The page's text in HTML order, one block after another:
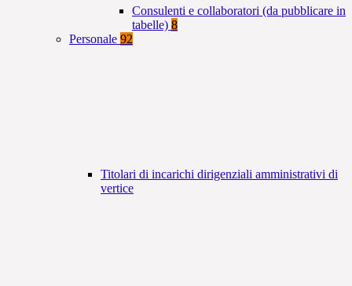
Consulenti e collaboratori (da pubblicare in
tabelle) 8
Personale 92
Titolari di incarichi dirigenziali amministrativi di
vertice